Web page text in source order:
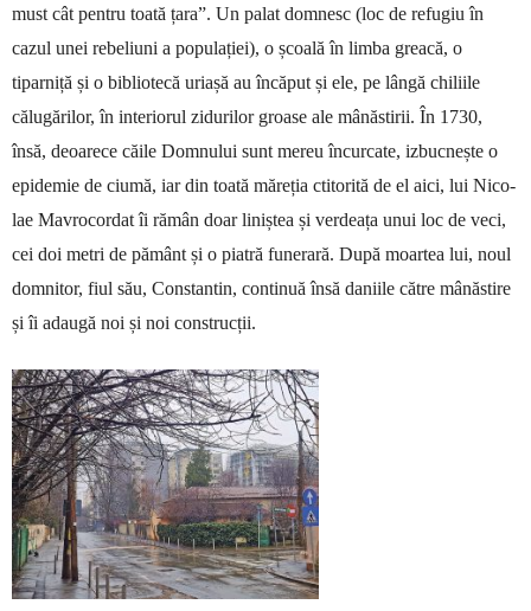
must cât pentru toată țara”. Un palat dom­nesc (loc de re­fugiu în
cazul unei re­be­liuni a populației), o școală în limba grea­că, o
tiparniță și o bibliotecă uriașă au în­căput și ele, pe lângă chiliile
călugărilor, în in­teriorul zidurilor groase ale mânăs­ti­rii. În 1730,
însă, de­oarece căile Domnului sunt mereu încurca­te, izbucnește o
epide­mie de ciumă, iar din toată măreția ctito­rită de el aici, lui Ni­co­
lae Mavro­cor­dat îi rămân doar liniștea și verdeața unui loc de veci,
cei doi metri de pământ și o piatră fu­nerară. După moartea lui, noul
domni­tor, fiul său, Constantin, continuă însă daniile către mânăstire
și îi adaugă noi și noi construcții.